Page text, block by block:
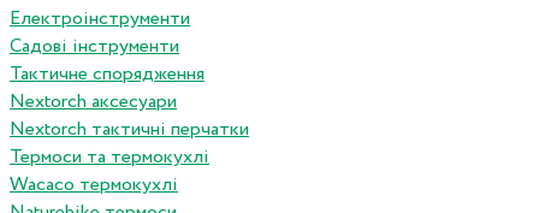
Електроінструменти
Садові інструменти
Тактичне спорядження
Nextorch аксесуари
Nextorch тактичні перчатки
Термоси та термокухлі
Wacaco термокухлі